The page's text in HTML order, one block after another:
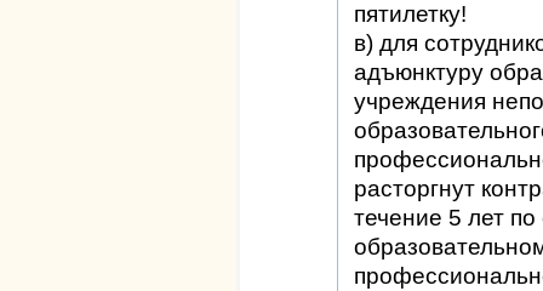
пятилетку!
в) для
адъюнктуру
учреждения
расторгнут
течение 5 лет